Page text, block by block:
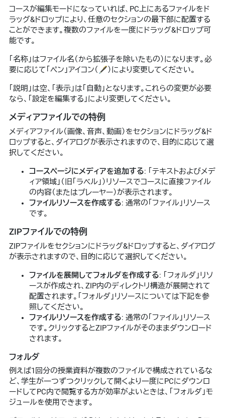
コースが編集モードになっていれば、PC上にあるファイルをド
ラッグ&ドロップにより、任意のセクションの最下部に配置する
ことができます。複数のファイルを一度にドラッグ&ドロップ可
能です。
「名称」はファイル名（から拡張子を除いたもの）になります。必
要に応じて「ペン」アイコン（🖋）により変更してください。
「説明」は空、「表示」は「自動」となります。これらの変更が必要
なら、「設定を編集する」により変更してください。
メディアファイルでの特例
メディアファイル（画像、音声、動画）をセクションにドラッグ&ド
ロップすると、ダイアログが表示されますので、目的に応じて選
択してください。
コースページにメディアを追加する: 「テキストおよびメデ
ィア領域」（旧「ラベル」）リソースでコースに直接ファイル
の内容（またはプレーヤー）が表示されます。
ファイルリソースを作成する: 通常の「ファイル」リソース
です。
ZIPファイルでの特例
ZIPファイルをセクションにドラッグ&ドロップすると、ダイアログ
が表示されますので、目的に応じて選択してください。
ファイルを展開してフォルダを作成する: 「フォルダ」リソ
ースが作成され、ZIP内のディレクトリ構造が展開されて
配置されます。「フォルダ」リソースについては下記を参
照してください。
ファイルリソースを作成する: 通常の「ファイル」リソース
です。クリックするとZIPファイルがそのままダウンロード
されます。
フォルダ
例えば1回分の授業資料が複数のファイルで構成されているな
ど、学生が一つずつクリックして開くより一度にPCにダウンロ
ードしてPC内で閲覧する方が効率がよいときは、「フォルダ」モ
ジュールを使用できます。